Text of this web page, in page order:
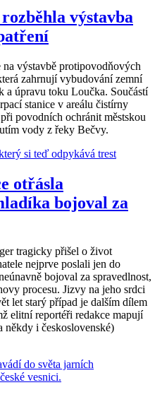
výstavba
výstavbě protipovodňových
zahrnují vybudování zemní
a úpravu toku Loučka. Součástí
stanice v areálu čistírny
povodních ochránit městskou
vody z řeky Bečvy.
otřásla
bojoval za
tragicky přišel o život
nejprve poslali jen do
bojoval za spravedlnost,
procesu. Jizvy na jeho srdci
let starý případ je dalším dílem
elitní reportéři redakce mapují
někdy i československé)